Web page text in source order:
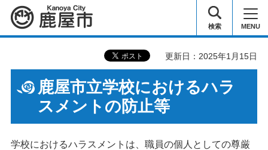
鹿屋市 検索 MENU
更新日：2025年1月15日
鹿屋市立学校におけるハラ
スメントの防止等
学校におけるハラスメントは、職員の個人としての尊厳